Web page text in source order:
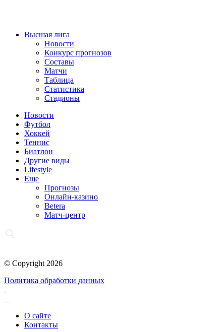
Высшая лига
Новости
Конкурс прогнозов
Составы
Матчи
Таблица
Статистика
Стадионы
Новости
Футбол
Хоккей
Теннис
Биатлон
Другие виды
Lifestyle
Еще
Прогнозы
Онлайн-казино
Betera
Матч-центр
© Copyright 2026
Политика обработки данных
О сайте
Контакты